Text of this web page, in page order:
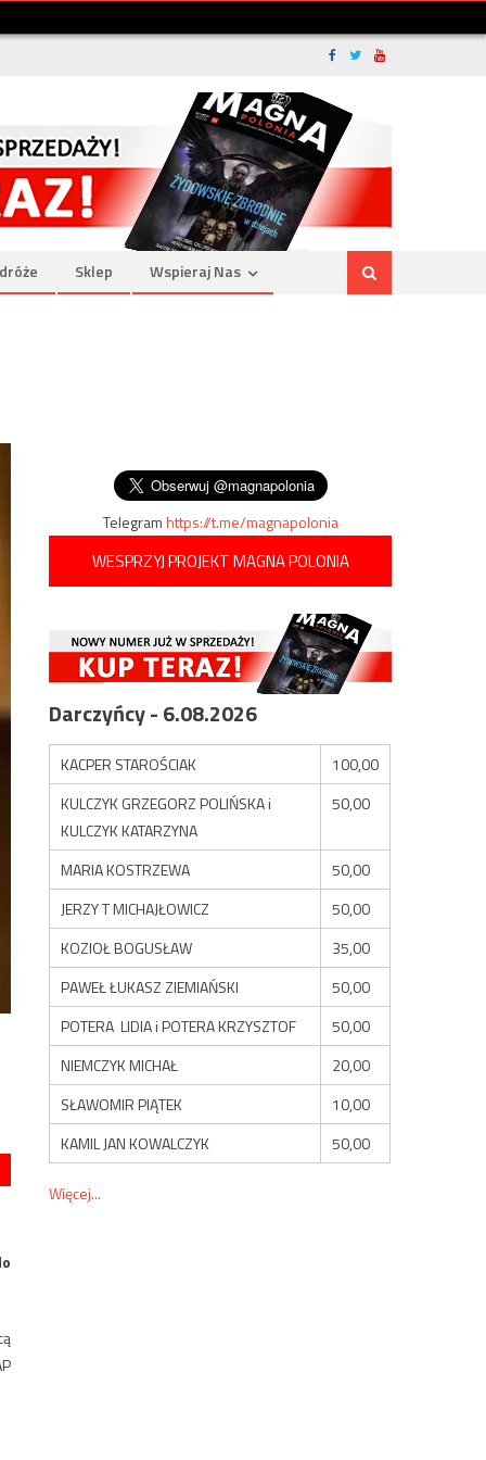
Sklep Wspieraj Nas
Telegramhttps://t.me/magnapolonia
WESPRZYJ PROJEKT MAGNA POLONIA
Darczyńcy - 6.08.2026
KACPER STAROŚCIAK
100,00
KULCZYK GRZEGORZ POLIŃSKA i
KULCZYK KATARZYNA
50,00
MARIA KOSTRZEWA
50,00
JERZY T MICHAJŁOWICZ
50,00
KOZIOŁ BOGUSŁAW
35,00
PAWEŁ ŁUKASZ ZIEMIAŃSKI
50,00
POTERA LIDIA i POTERA KRZYSZTOF
50,00
NIEMCZYK MICHAŁ
20,00
SŁAWOMIR PIĄTEK
10,00
KAMIL JAN KOWALCZYK
50,00
Więcej...